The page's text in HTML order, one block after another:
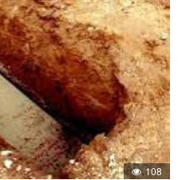
108